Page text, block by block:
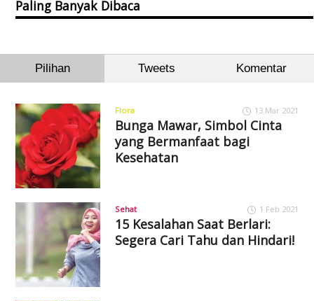
Paling Banyak Dibaca
Pilihan Tweets Komentar
Flora 13 Mar 2021
Bunga Mawar, Simbol Cinta
yang Bermanfaat bagi
Kesehatan
Sehat 1 Feb 2021
15 Kesalahan Saat Berlari:
Segera Cari Tahu dan Hindari!